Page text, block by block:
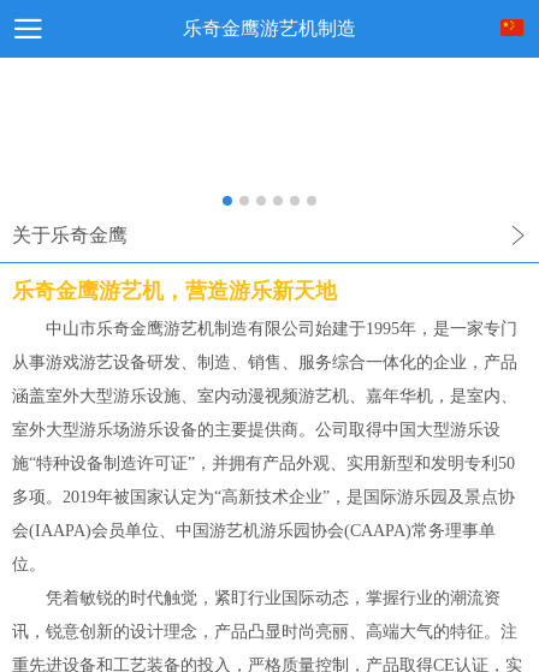
乐奇金鹰游艺机制造
关于乐奇金鹰
乐奇金鹰游艺机，营造游乐新天地
中山市乐奇金鹰游艺机制造有限公司始建于1995年，是一家专门
从事游戏游艺设备研发、制造、销售、服务综合一体化的企业，产品
涵盖室外大型游乐设施、室内动漫视频游艺机、嘉年华机，是室内、
室外大型游乐场游乐设备的主要提供商。公司取得中国大型游乐设
施“特种设备制造许可证”，并拥有产品外观、实用新型和发明专利50
多项。2019年被国家认定为“高新技术企业”，是国际游乐园及景点协
会(IAAPA)会员单位、中国游艺机游乐园协会(CAAPA)常务理事单
位。
凭着敏锐的时代触觉，紧盯行业国际动态，掌握行业的潮流资
讯，锐意创新的设计理念，产品凸显时尚亮丽、高端大气的特征。注
重先进设备和工艺装备的投入，严格质量控制，产品取得CE认证，实